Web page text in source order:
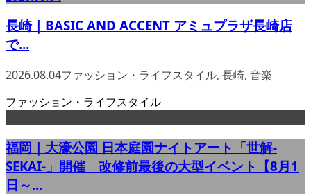
長崎｜BASIC AND ACCENT アミュプラザ長崎店
で...
2026.08.04ファッション・ライフスタイル, 長崎, 音楽
ファッション・ライフスタイル
福岡｜大濠公園 日本庭園ナイトアート「世解-
SEKAI-」開催 改修前最後の大型イベント【8月1
日～...